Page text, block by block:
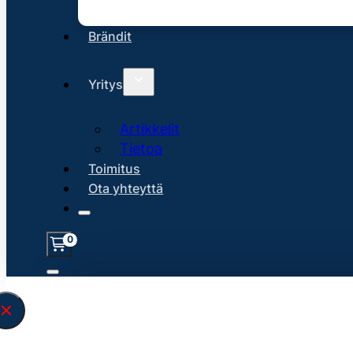
Brändit
Yritys
Artikkelit
Tietoa
Toimitus
Ota yhteyttä
0